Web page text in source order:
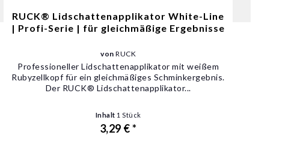
RUCK® Lidschattenapplikator White-Line
| Profi-Serie | für gleichmäßige Ergebnisse
vonRUCK
Professioneller Lidschattenapplikator mit weißem
Rubyzellkopf für ein gleichmäßiges Schminkergebnis.
Der RUCK® Lidschattenapplikator...
Inhalt 1 Stück
3,29 € *